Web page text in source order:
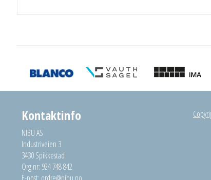
Kontaktinfo
NIBU AS
Industriveien 3
3430 Spikkestad
Org.nr: 924 748 842